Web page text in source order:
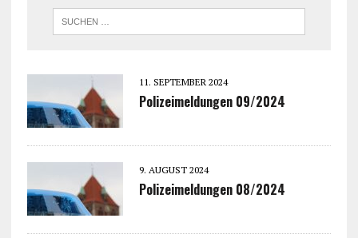
11. SEPTEMBER 2024
Polizeimeldungen 09/2024
9. AUGUST 2024
Polizeimeldungen 08/2024